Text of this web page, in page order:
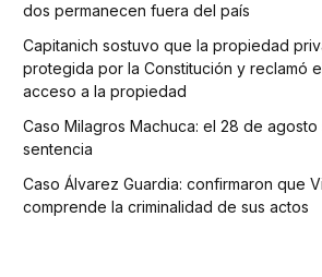
dos permanecen fuera del país
Capitanich sostuvo que la propiedad
protegida por la Constitución y reclamó
acceso a la propiedad
Caso Milagros Machuca: el 28 de
sentencia
Caso Álvarez Guardia: confirmaron que
comprende la criminalidad de sus actos